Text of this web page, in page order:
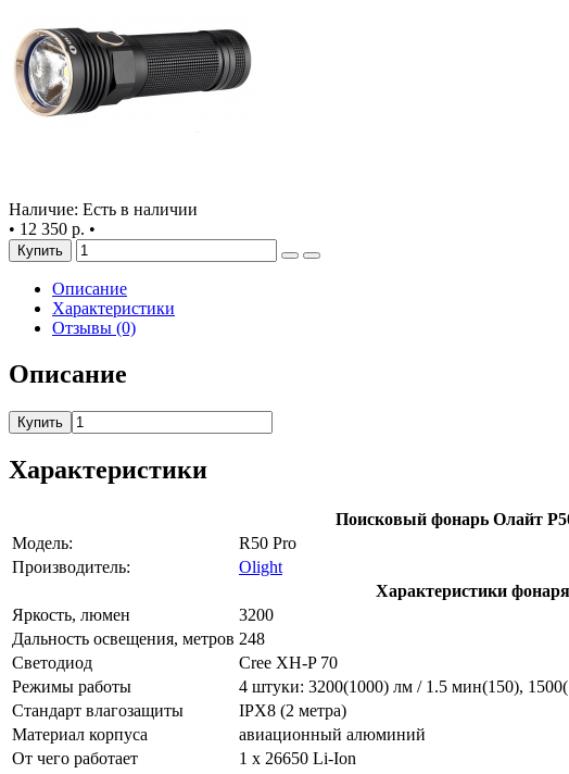
Наличие: Есть в наличии
• 12 350 р. •
Купить
Описание
Характеристики
Отзывы (0)
Описание
Купить
Характеристики
Поисковый фонарь Олайт
Модель:
R50 Pro
Производитель:
Olight
Характеристики фонаря
Яркость, люмен
3200
Дальность освещения, метров 248
Светодиод
Cree XH-P 70
Режимы работы
4 штуки: 3200(1000) лм / 1.5 мин(150),
Стандарт влагозащиты
IPX8 (2 метра)
Материал корпуса
авиационный алюминий
От чего работает
1 x 26650 Li-Ion